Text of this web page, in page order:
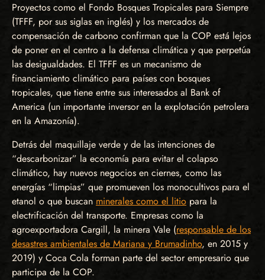
Proyectos como el Fondo Bosques Tropicales para Siempre
(TFFF, por sus siglas en inglés) y los mercados de
compensación de carbono confirman que la COP está lejos
de poner en el centro a la defensa climática y que perpetúa
las desigualdades. El TFFF es un mecanismo de
financiamiento climático para países con bosques
tropicales, que tiene entre sus interesados al Bank of
America (un importante inversor en la explotación petrolera
en la Amazonía).
Detrás del maquillaje verde y de las intenciones de
“descarbonizar” la economía para evitar el colapso
climático, hay nuevos negocios en ciernes, como las
energías “limpias” que promueven los monocultivos para el
etanol o que buscan minerales como el litio para la
electrificación del transporte. Empresas como la
agroexportadora Cargill, la minera Vale (responsable de los
desastres ambientales de Mariana y Brumadinho, en 2015 y
2019) y Coca Cola forman parte del sector empresario que
participa de la COP.